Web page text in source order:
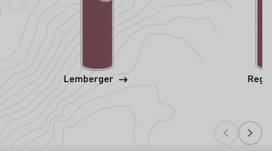
Lemberger